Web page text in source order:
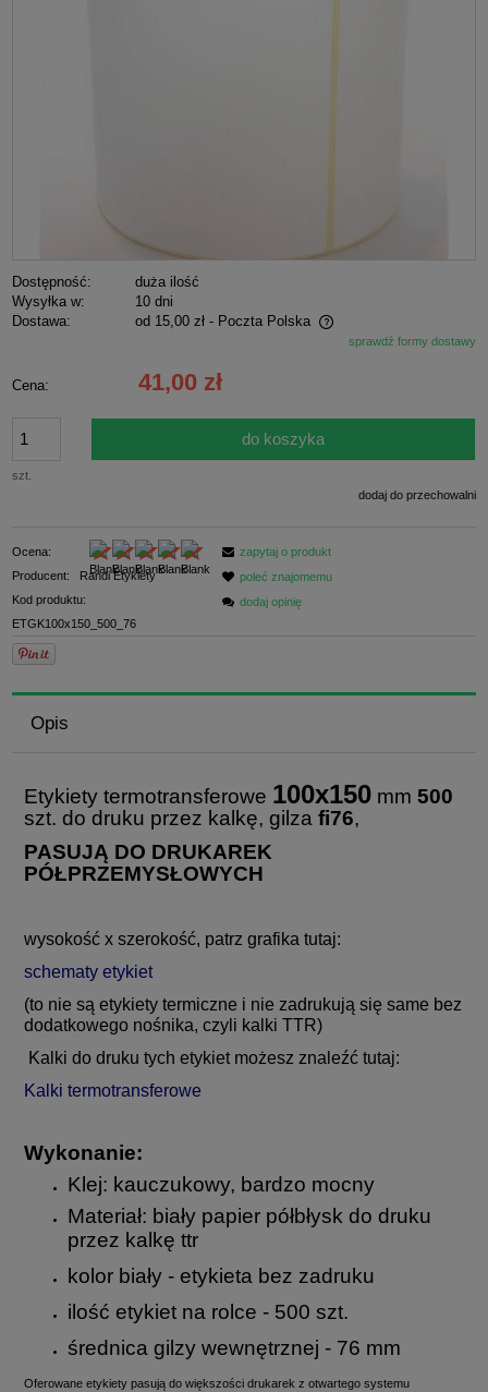
Dostępność:
duża ilość
Wysyłka w:
10 dni
Dostawa:
od 15,00 zł - Poczta Polska
Cena nie zawiera ewentualnych kosztów płatnościsprawdź formy dostawy
Cena: 41,00 zł
szt.
do koszyka
dodaj do przechowalni
Ocena:
Producent:
Randi Etykiety
Kod produktu:
ETGK100x150_500_76
zapytaj o produkt
poleć znajomemu
dodaj opinię
Opis
Etykiety termotransferowe 100x150 mm 500
szt. do druku przez kalkę, gilza fi76,
PASUJĄ DO DRUKAREK
PÓŁPRZEMYSŁOWYCH
wysokość x szerokość, patrz grafika tutaj:
schematy etykiet
(to nie są etykiety termiczne i nie zadrukują się same bez
dodatkowego nośnika, czyli kalki TTR)
Kalki do druku tych etykiet możesz znaleźć tutaj:
Kalki termotransferowe
Wykonanie:
Klej: kauczukowy, bardzo mocny
Materiał: biały papier półbłysk do druku
przez kalkę ttr
kolor biały - etykieta bez zadruku
ilość etykiet na rolce - 500 szt.
średnica gilzy wewnętrznej - 76 mm
Oferowane etykiety pasują do większości drukarek z otwartego systemu